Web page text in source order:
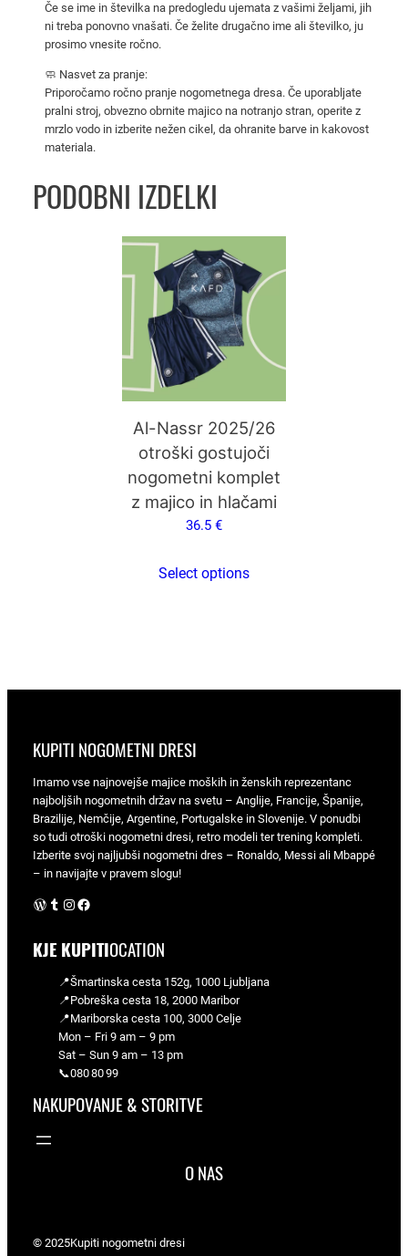
0
Če se ime in številka na predogledu ujemata z vašimi željami, jih
ni treba ponovno vnašati. Če želite drugačno ime ali številko, ju
prosimo vnesite ročno.
🧼 Nasvet za pranje:
Priporočamo ročno pranje nogometnega dresa. Če uporabljate
pralni stroj, obvezno obrnite majico na notranjo stran, operite z
mrzlo vodo in izberite nežen cikel, da ohranite barve in kakovost
materiala.
PODOBNI IZDELKI
Al-Nassr 2025/26
otroški gostujoči
nogometni komplet
z majico in hlačami
36.5 €
Select options
Ta
izdelek
različic.
Možnosti
lahko
izberete
strani
izdelka
KUPITI NOGOMETNI DRESI
Imamo vse najnovejše majice moških in ženskih reprezentanc
najboljših nogometnih držav na svetu – Anglije, Francije, Španije,
Brazilije, Nemčije, Argentine, Portugalske in Slovenije. V ponudbi
so tudi otroški nogometni dresi, retro modeli ter trening kompleti.
Izberite svoj najljubši nogometni dres – Ronaldo, Messi ali Mbappé
– in navijajte v pravem slogu!
WordPress Instagram Facebook
KJE KUPITIOCATION
📍Šmartinska cesta 152g, 1000 Ljubljana
📍Pobreška cesta 18, 2000 Maribor
📍Mariborska cesta 100, 3000 Celje
Mon – Fri 9 am – 9 pm
Sat – Sun 9 am – 13 pm
📞080 80 99
NAKUPOVANJE & STORITVE
O NAS
© 2025Kupiti nogometni dresi